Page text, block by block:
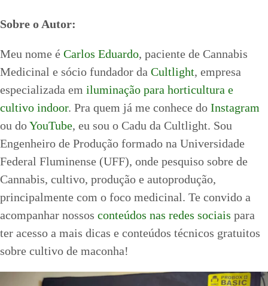
Sobre o Autor:
Meu nome é Carlos Eduardo, paciente de Cannabis
Medicinal e sócio fundador da Cultlight, empresa
especializada em iluminação para horticultura e
cultivo indoor. Pra quem já me conhece do Instagram
ou doYouTube, eu sou o Cadu da Cultlight. Sou
Engenheiro de Produção formado na Universidade
Federal Fluminense (UFF), onde pesquiso sobre de
Cannabis, cultivo, produção e autoprodução,
principalmente com o foco medicinal. Te convido a
acompanhar nossos conteúdos nas redes sociais para
ter acesso a mais dicas e conteúdos técnicos gratuitos
sobre cultivo de maconha!